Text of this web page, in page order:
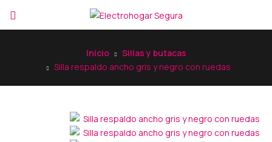
Inicio
Sillas y butacas
Silla respaldo ancho gris y negro con ruedas